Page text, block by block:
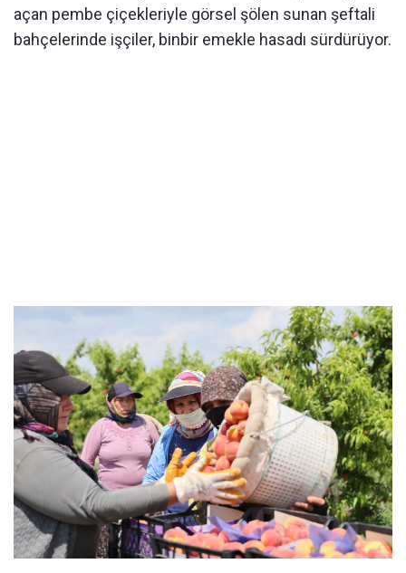
açan pembe çiçekleriyle görsel şölen sunan şeftali
bahçelerinde işçiler, binbir emekle hasadı sürdürüyor.